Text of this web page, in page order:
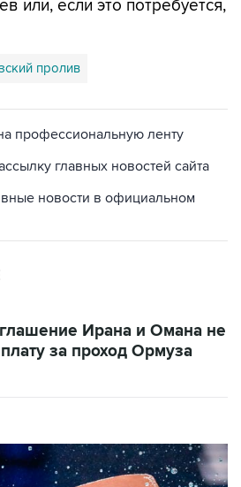
главных новостей сайта
новости в официальном
за проход Ормуза